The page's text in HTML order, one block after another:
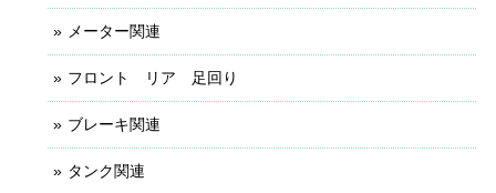
メーター関連
フロント リア 足回り
ブレーキ関連
タンク関連